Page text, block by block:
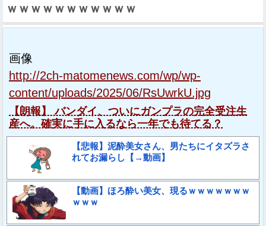
ｗｗｗｗｗｗｗｗｗｗｗ
画像
http://2ch-matomenews.com/wp/wp-
content/uploads/2025/06/RsUwrkU.jpg
【朗報】 バンダイ、ついにガンプラの完全受注生
産へ。確実に手に入るなら一年でも待てる？
【悲報】泥酔美女さん、男たちにイタズラさ
れてお漏らし【→動画】
【動画】ほろ酔い美女、現るｗｗｗｗｗｗｗ
ｗｗｗ